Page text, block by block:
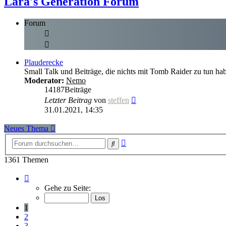
Forum
Plauderecke
Small Talk und Beiträge, die nichts mit Tomb Raider zu tun
Moderator: Nemo
14187Beiträge
Letzter Beitrag von steffen
31.01.2021, 14:35
Neues Thema
Suche
1361 Themen
von
Gehe zu Seite:
1
2